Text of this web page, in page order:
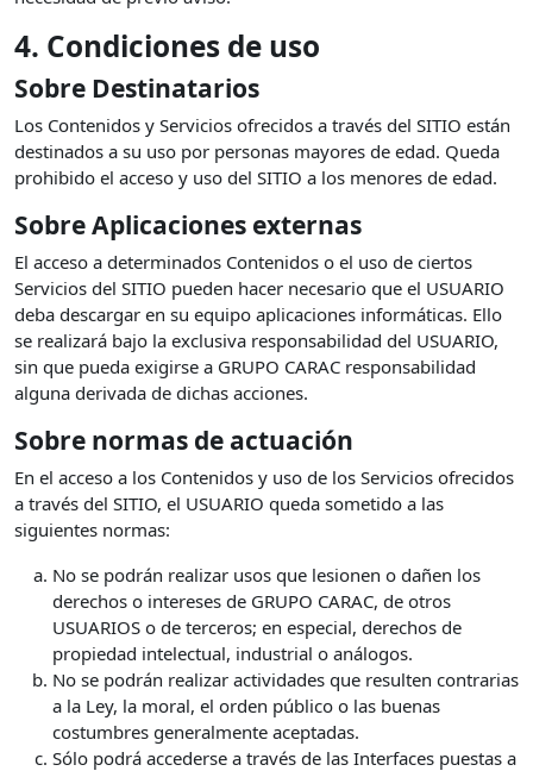
4. Condiciones de uso
Sobre Destinatarios
Los Contenidos y Servicios ofrecidos a través del SITIO están
destinados a su uso por personas mayores de edad. Queda
prohibido el acceso y uso del SITIO a los menores de edad.
Sobre Aplicaciones externas
El acceso a determinados Contenidos o el uso de ciertos
Servicios del SITIO pueden hacer necesario que el USUARIO
deba descargar en su equipo aplicaciones informáticas. Ello
se realizará bajo la exclusiva responsabilidad del USUARIO,
sin que pueda exigirse a GRUPO CARAC responsabilidad
alguna derivada de dichas acciones.
Sobre normas de actuación
En el acceso a los Contenidos y uso de los Servicios ofrecidos
a través del SITIO, el USUARIO queda sometido a las
siguientes normas:
No se podrán realizar usos que lesionen o dañen los
derechos o intereses de GRUPO CARAC, de otros
USUARIOS o de terceros; en especial, derechos de
propiedad intelectual, industrial o análogos.
No se podrán realizar actividades que resulten contrarias
a la Ley, la moral, el orden público o las buenas
costumbres generalmente aceptadas.
Sólo podrá accederse a través de las Interfaces puestas a